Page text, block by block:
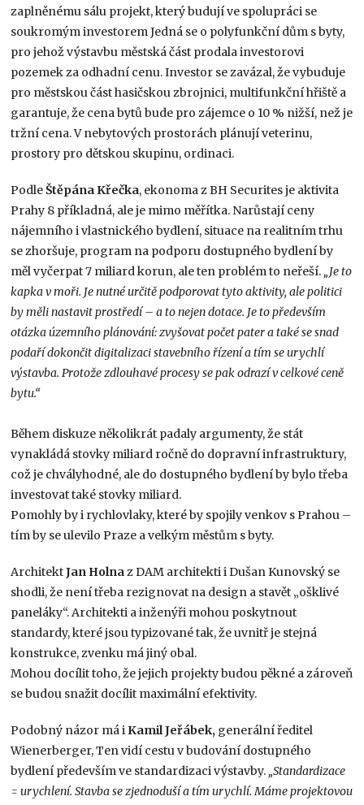
zaplněnému sálu projekt, který budují ve spolupráci se
soukromým investorem Jedná se o polyfunkční dům s byty,
pro jehož výstavbu městská část prodala investorovi
pozemek za odhadní cenu. Investor se zavázal, že vybuduje
pro městskou část hasičskou zbrojnici, multifunkční hřiště a
garantuje, že cena bytů bude pro zájemce o 10 % nižší, než je
tržní cena. V nebytových prostorách plánují veterinu,
prostory pro dětskou skupinu, ordinaci.
PodleŠtěpána Křečka, ekonoma z BH Securites je aktivita
Prahy 8 příkladná, ale je mimo měřítka. Narůstají ceny
nájemního i vlastnického bydlení, situace na realitním trhu
se zhoršuje, program na podporu dostupného bydlení by
měl vyčerpat 7 miliard korun, ale ten problém to neřeší. „Je to
kapka v moři. Je nutné určitě podporovat tyto aktivity, ale politici
by měli nastavit prostředí – a to nejen dotace. Je to především
otázka územního plánování: zvyšovat počet pater a také se snad
podaří dokončit digitalizaci stavebního řízení a tím se urychlí
výstavba. Protože zdlouhavé procesy se pak odrazí v celkové ceně
bytu.“
Během diskuze několikrát padaly argumenty, že stát
vynakládá stovky miliard ročně do dopravní infrastruktury,
což je chvályhodné, ale do dostupného bydlení by bylo třeba
investovat také stovky miliard.
Pomohly by i rychlovlaky, které by spojily venkov s Prahou –
tím by se ulevilo Praze a velkým městům s byty.
ArchitektJan Holnaz DAM architekti i Dušan Kunovský se
shodli, že není třeba rezignovat na design a stavět „ošklivé
paneláky“. Architekti a inženýři mohou poskytnout
standardy, které jsou typizované tak, že uvnitř je stejná
konstrukce, zvenku má jiný obal.
Mohou docílit toho, že jejich projekty budou pěkné a zároveň
se budou snažit docílit maximální efektivity.
Podobný názor má i Kamil Jeřábek, generální ředitel
Wienerberger, Ten vidí cestu v budování dostupného
bydlení především ve standardizaci výstavby. „Standardizace
= urychlení. Stavba se zjednoduší a tím urychlí. Máme projektovou